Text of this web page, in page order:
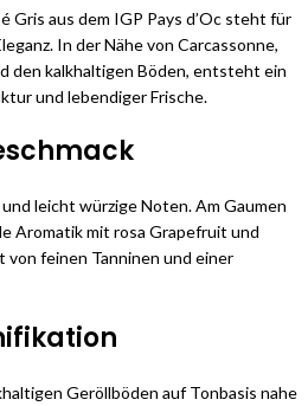
Gris aus dem IGP Pays d’Oc steht für
In der Nähe von Carcassonne,
den kalkhaltigen Böden, entsteht ein
und lebendiger Frische.
leicht würzige Noten. Am Gaumen
Aromatik mit rosa Grapefruit und
feinen Tanninen und einer
Geröllböden auf Tonbasis nahe